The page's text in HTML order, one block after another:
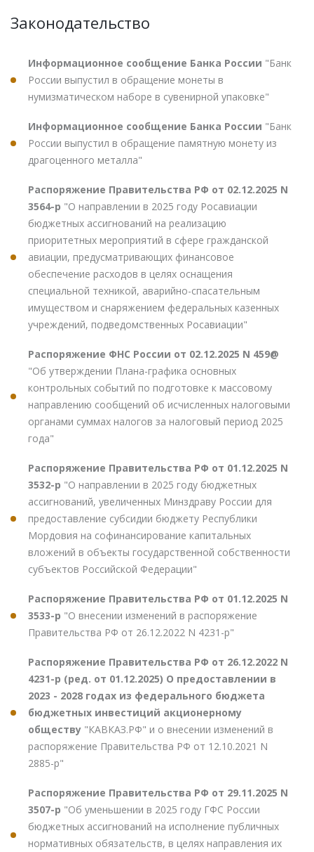
Законодательство
Информационное сообщение Банка России "Банк
России выпустил в обращение монеты в
нумизматическом наборе в сувенирной упаковке"
Информационное сообщение Банка России "Банк
России выпустил в обращение памятную монету из
драгоценного металла"
Распоряжение Правительства РФ от 02.12.2025 N
3564-р "О направлении в 2025 году Росавиации
бюджетных ассигнований на реализацию
приоритетных мероприятий в сфере гражданской
авиации, предусматривающих финансовое
обеспечение расходов в целях оснащения
специальной техникой, аварийно-спасательным
имуществом и снаряжением федеральных казенных
учреждений, подведомственных Росавиации"
Распоряжение ФНС России от 02.12.2025 N 459@
"Об утверждении Плана-графика основных
контрольных событий по подготовке к массовому
направлению сообщений об исчисленных налоговыми
органами суммах налогов за налоговый период 2025
года"
Распоряжение Правительства РФ от 01.12.2025 N
3532-р "О направлении в 2025 году бюджетных
ассигнований, увеличенных Минздраву России для
предоставление субсидии бюджету Республики
Мордовия на софинансирование капитальных
вложений в объекты государственной собственности
субъектов Российской Федерации"
Распоряжение Правительства РФ от 01.12.2025 N
3533-р "О внесении изменений в распоряжение
Правительства РФ от 26.12.2022 N 4231-р"
Распоряжение Правительства РФ от 26.12.2022 N
4231-р (ред. от 01.12.2025) О предоставлении в
2023 - 2028 годах из федерального бюджета
бюджетных инвестиций акционерному
обществу "КАВКАЗ.РФ" и о внесении изменений в
распоряжение Правительства РФ от 12.10.2021 N
2885-р"
Распоряжение Правительства РФ от 29.11.2025 N
3507-р "Об уменьшении в 2025 году ГФС России
бюджетных ассигнований на исполнение публичных
нормативных обязательств, в целях направления их